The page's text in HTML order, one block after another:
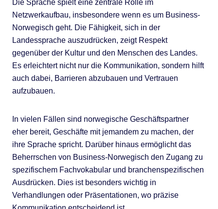
Die Sprache spielt eine zentrale Rolle im
Netzwerkaufbau, insbesondere wenn es um Business-
Norwegisch geht. Die Fähigkeit, sich in der
Landessprache auszudrücken, zeigt Respekt
gegenüber der Kultur und den Menschen des Landes.
Es erleichtert nicht nur die Kommunikation, sondern hilft
auch dabei, Barrieren abzubauen und Vertrauen
aufzubauen.
In vielen Fällen sind norwegische Geschäftspartner
eher bereit, Geschäfte mit jemandem zu machen, der
ihre Sprache spricht. Darüber hinaus ermöglicht das
Beherrschen von Business-Norwegisch den Zugang zu
spezifischem Fachvokabular und branchenspezifischen
Ausdrücken. Dies ist besonders wichtig in
Verhandlungen oder Präsentationen, wo präzise